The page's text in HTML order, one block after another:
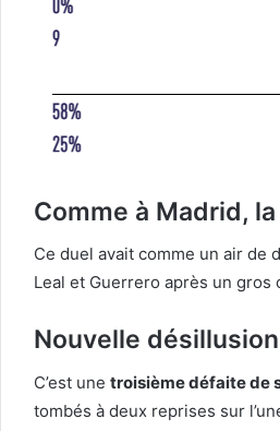
Comme à Madrid,
Ce duel avait comme un air de
Leal et Guerrero après un
Nouvelle
C’est une troisième défaite de
tombés à deux reprises sur